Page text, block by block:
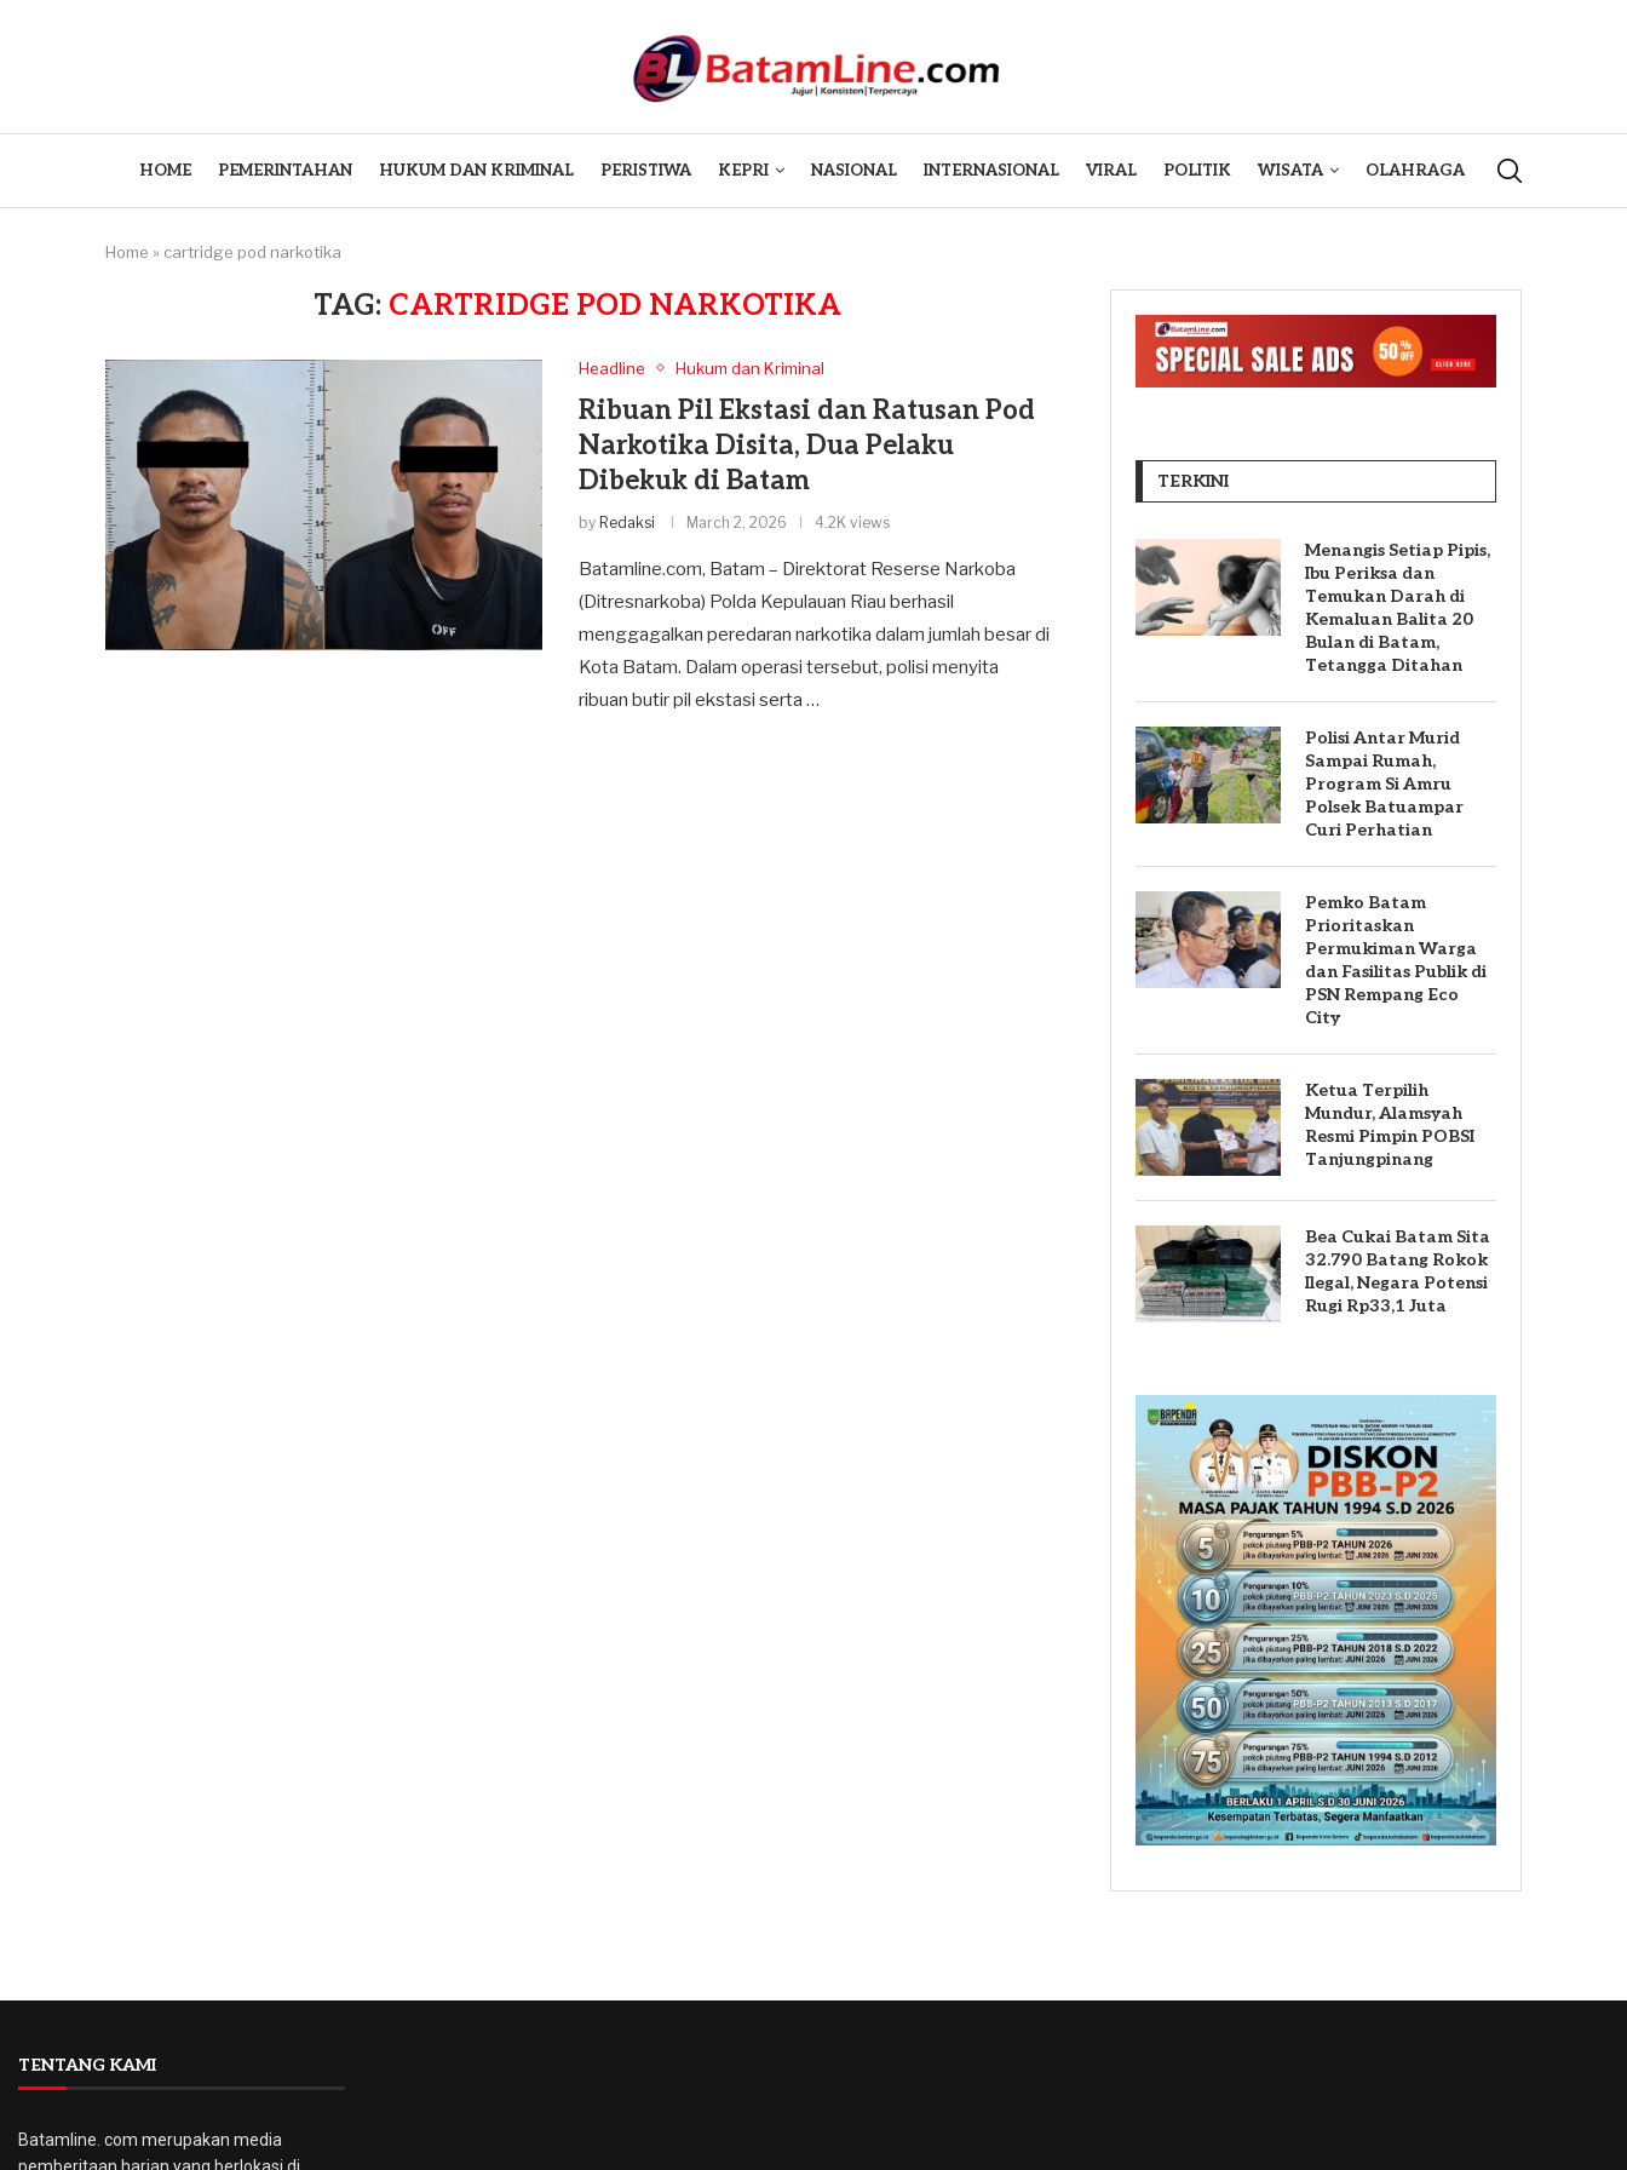
HOME PEMERINTAHAN HUKUM DAN KRIMINAL PERISTIWA KEPRI NASIONAL INTERNASIONAL VIRAL POLITIK WISATA OLAHRAGA
Home » cartridge pod narkotika
TAG: CARTRIDGE POD NARKOTIKA
Headline Hukum dan Kriminal
Ribuan Pil Ekstasi dan Ratusan Pod
Narkotika Disita, Dua Pelaku
Dibekuk di Batam
by Redaksi March 2, 2026 4.2K views
Batamline.com, Batam – Direktorat Reserse Narkoba
(Ditresnarkoba) Polda Kepulauan Riau berhasil
menggagalkan peredaran narkotika dalam jumlah besar di
Kota Batam. Dalam operasi tersebut, polisi menyita
ribuan butir pil ekstasi serta …
TERKINI
Menangis Setiap Pipis,
Ibu Periksa dan
Temukan Darah di
Kemaluan Balita 20
Bulan di Batam,
Tetangga Ditahan
Polisi Antar Murid
Sampai Rumah,
Program Si Amru
Polsek Batuampar
Curi Perhatian
Pemko Batam
Prioritaskan
Permukiman Warga
dan Fasilitas Publik di
PSN Rempang Eco
City
Ketua Terpilih
Mundur, Alamsyah
Resmi Pimpin POBSI
Tanjungpinang
Bea Cukai Batam Sita
32.790 Batang Rokok
Ilegal, Negara Potensi
Rugi Rp33,1 Juta
TENTANG KAMI
Batamline. com merupakan media